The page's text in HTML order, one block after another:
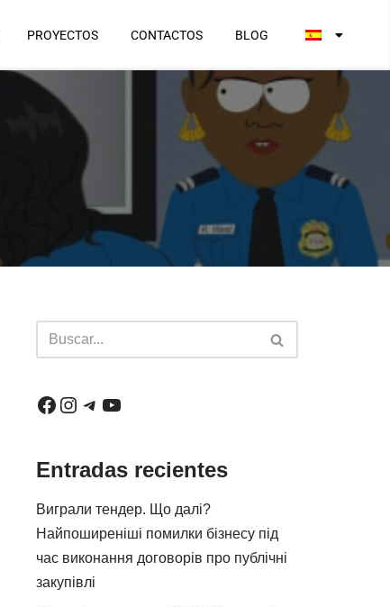
PROYECTOS CONTACTOS BLOG
Entradas recientes
Виграли тендер. Що далі?
Найпоширеніші помилки бізнесу під
час виконання договорів про публічні
закупівлі